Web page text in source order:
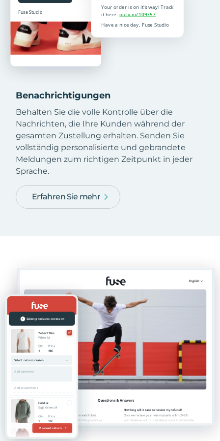
Benachrichtigungen
Behalten Sie die volle Kontrolle über die
Nachrichten, die Ihre Kunden während der
gesamten Zustellung erhalten. Senden Sie
vollständig personalisierte und gebrandete
Meldungen zum richtigen Zeitpunkt in jeder
Sprache.
Erfahren Sie mehr